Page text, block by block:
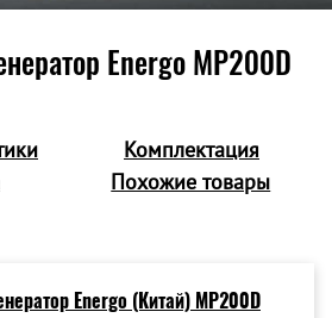
Energo MP200D
Комплектация
Похожие товары